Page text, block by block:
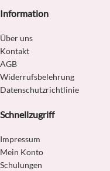
Information
Über uns
Kontakt
AGB
Widerrufsbelehrung
Datenschutzrichtlinie
Schnellzugriff
Impressum
Mein Konto
Schulungen